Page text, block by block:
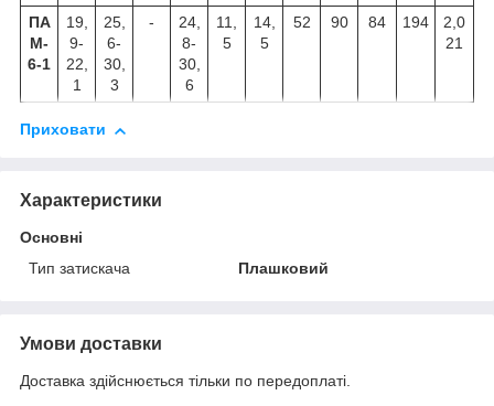
ПА
М-
6-1
19,
9-
22,
1
25,
6-
30,
3
-
24,
8-
30,
6
11,
5
14,
5
52 90 84 194
2,0
21
Приховати
Характеристики
Основні
Тип затискача
Плашковий
Умови доставки
Доставка здійснюється тільки по передоплаті.